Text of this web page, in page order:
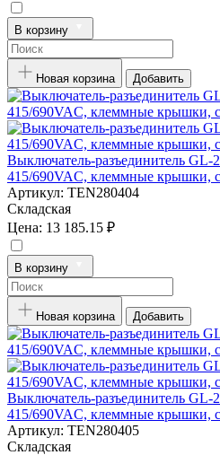
В корзину
Новая корзина Добавить
Выключатель-разъединитель GL-
415/690VAC, клеммные крышки,
Артикул: TEN280404
Складская
Цена: 13 185.15 ₽
В корзину
Новая корзина Добавить
Выключатель-разъединитель GL-
415/690VAC, клеммные крышки,
Артикул: TEN280405
Складская